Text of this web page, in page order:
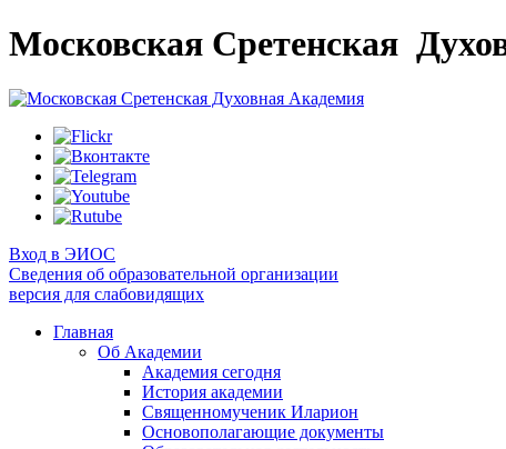
Московская Сретенская
Вход в ЭИОС
Сведения об образовательной организации
версия для слабовидящих
Главная
Об Академии
Академия сегодня
История академии
Священномученик Иларион
Основополагающие документы